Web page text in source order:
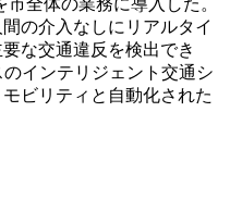
間の介入なしにリアルタイ
な交通違反を検出でき
インテリジェント交通シ
ビリティと自動化された